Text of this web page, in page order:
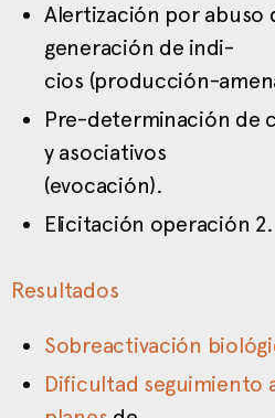
Alertización por abuso
generación de indi-
cios (producción-
Pre-determinación de
y asociativos
(evocación).
Elicitación operación 2.
Resultados
Sobreactivación
Dificultad seguimiento